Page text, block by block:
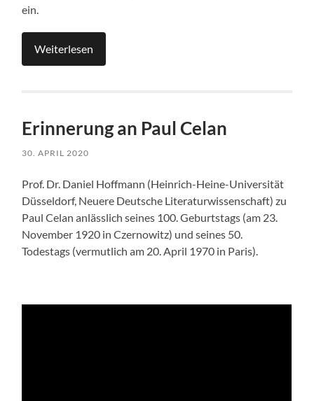
ein.
Weiterlesen
Erinnerung an Paul Celan
30. APRIL 2020
Prof. Dr. Daniel Hoffmann (Heinrich-Heine-Universität
Düsseldorf, Neuere Deutsche Literaturwissenschaft) zu
Paul Celan anlässlich seines 100. Geburtstags (am 23.
November 1920 in Czernowitz) und seines 50.
Todestags (vermutlich am 20. April 1970 in Paris).